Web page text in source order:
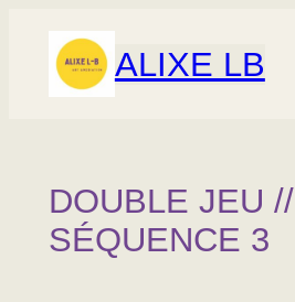
contenu
ALIXE LB
DOUBLE JEU //
SÉQUENCE 3